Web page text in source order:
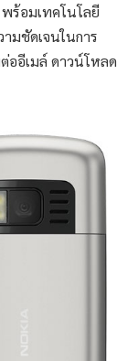
ร้อมเทคโนโลยี
มชัดเจนในการ
ออีเมล์ ดาวน์โหลด